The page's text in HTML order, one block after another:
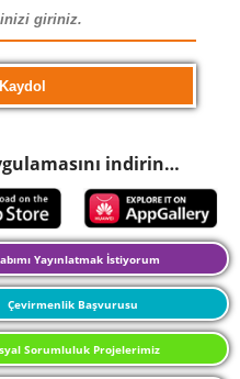
indirin…
Yayınlatmak İstiyorum
Çevirmenlik Başvurusu
Sorumluluk Projelerimiz